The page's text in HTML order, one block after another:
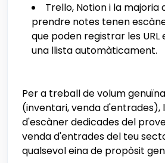
Trello, Notion i la
prendre notes tenen
que poden registrar les URL
una llista automàticament.
Per a treball de volum
(inventari, venda d'entrades),
d'escàner dedicades del
venda d'entrades del teu
qualsevol eina de propòsit